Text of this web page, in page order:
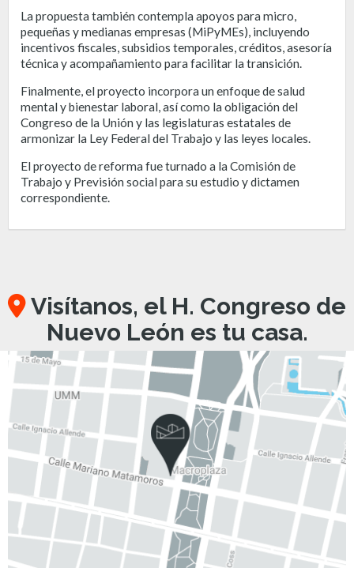
La propuesta también contempla apoyos para micro,
pequeñas y medianas empresas (MiPyMEs), incluyendo
incentivos fiscales, subsidios temporales, créditos, asesoría
técnica y acompañamiento para facilitar la transición.
Finalmente, el proyecto incorpora un enfoque de salud
mental y bienestar laboral, así como la obligación del
Congreso de la Unión y las legislaturas estatales de
armonizar la Ley Federal del Trabajo y las leyes locales.
El proyecto de reforma fue turnado a la Comisión de
Trabajo y Previsión social para su estudio y dictamen
correspondiente.
Visítanos, el H. Congreso de
Nuevo León es tu casa.